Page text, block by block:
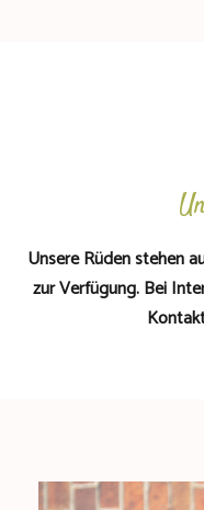
Unsere Rüden stehen
zur Verfügung. Bei